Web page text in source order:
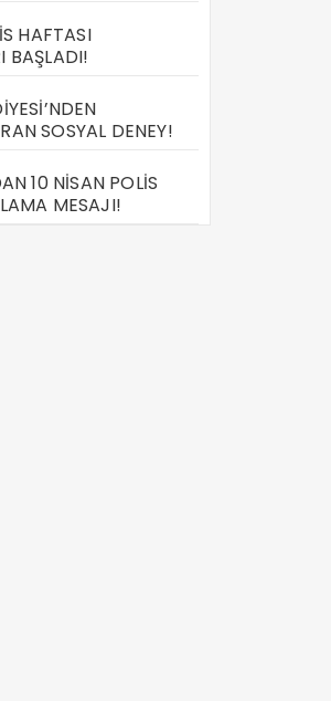
HAFTASI
BAŞLADI!
SOSYAL DENEY!
10 NİSAN POLİS
MESAJI!